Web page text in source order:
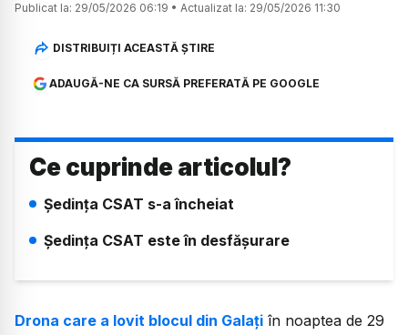
Publicat la: 29/05/2026 06:19 • Actualizat la: 29/05/2026 11:30
DISTRIBUIȚI ACEASTĂ ȘTIRE
ADAUGĂ-NE CA SURSĂ PREFERATĂ PE GOOGLE
Ce cuprinde articolul?
Ședința CSAT s-a încheiat
Ședința CSAT este în desfășurare
Drona care a lovit blocul din Galați în noaptea de 29